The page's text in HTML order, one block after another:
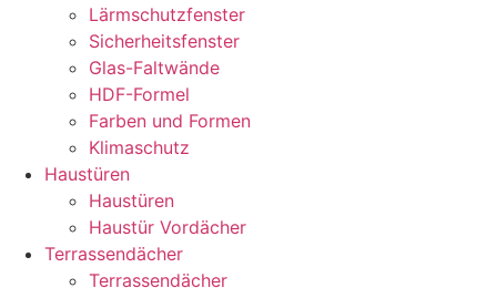
Lärmschutzfenster
Sicherheitsfenster
Glas-Faltwände
HDF-Formel
Farben und Formen
Klimaschutz
Haustüren
Haustüren
Haustür Vordächer
Terrassendächer
Terrassendächer